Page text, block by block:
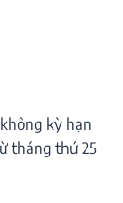
kỳ hạn
tháng thứ 25